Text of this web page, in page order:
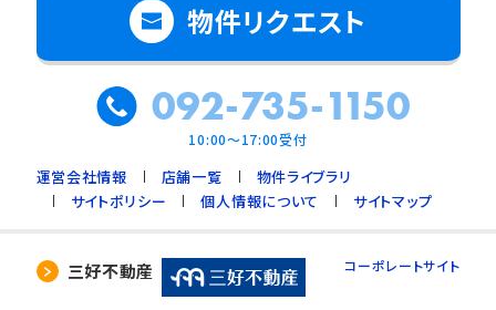
物件リクエスト
092-735-1150
10:00～17:00受付
運営会社情報 店舗一覧
物件ライブラリ
サイトポリシー
個人情報について サイトマップ
三好不動産 コーポレートサイト